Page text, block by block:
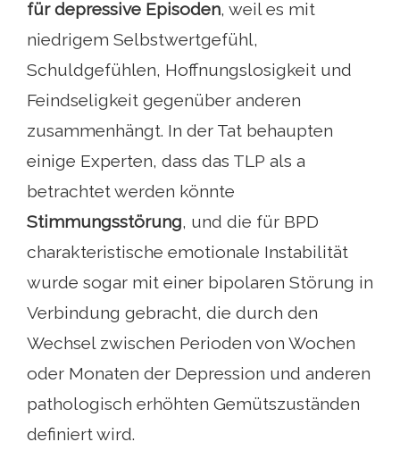
für depressive Episoden, weil es mit
niedrigem Selbstwertgefühl,
Schuldgefühlen, Hoffnungslosigkeit und
Feindseligkeit gegenüber anderen
zusammenhängt. In der Tat behaupten
einige Experten, dass das TLP als a
betrachtet werden könnte
Stimmungsstörung, und die für BPD
charakteristische emotionale Instabilität
wurde sogar mit einer bipolaren Störung in
Verbindung gebracht, die durch den
Wechsel zwischen Perioden von Wochen
oder Monaten der Depression und anderen
pathologisch erhöhten Gemütszuständen
definiert wird.